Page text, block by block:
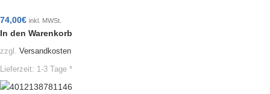
74,00€ inkl. MWSt.
In den Warenkorb
zzgl. Versandkosten
Lieferzeit: 1-3 Tage *